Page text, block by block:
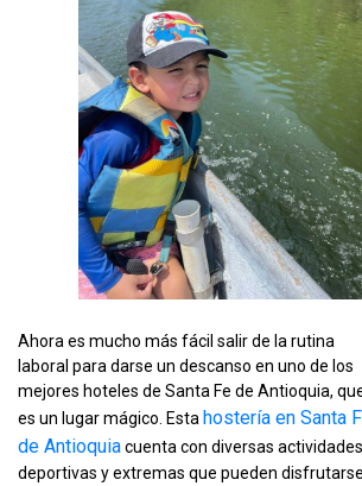
Ahora es mucho más fácil salir de la rutina
laboral para darse un descanso en uno de los
mejores hoteles de Santa Fe de Antioquia,
es un lugar mágico. Esta hostería en Santa
de Antioquiacuenta con diversas actividades
deportivas y extremas que pueden disfrutarse